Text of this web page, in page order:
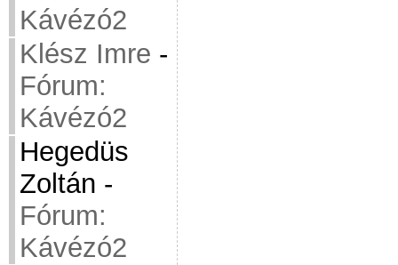
Kávézó2
Klész Imre -
Fórum:
Kávézó2
Hegedüs
Zoltán -
Fórum:
Kávézó2